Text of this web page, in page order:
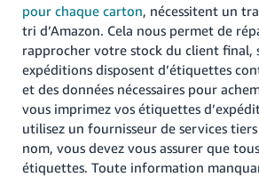
pour chaque carton, nécessitent un
tri d’Amazon. Cela nous permet de
rapprocher votre stock du client final,
expéditions disposent d’étiquettes
et des données nécessaires pour
vous imprimez vos étiquettes
utilisez un fournisseur de services
nom, vous devez vous assurer que
étiquettes. Toute information